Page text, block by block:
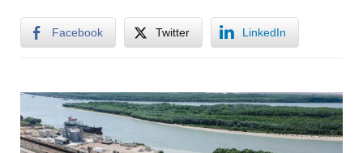
Facebook Twitter LinkedIn